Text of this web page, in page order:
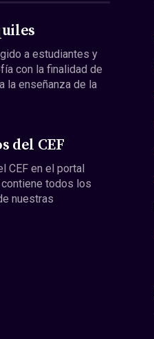
a estudiantes y
con la finalidad de
la enseñanza de la
del CEF
CEF en el portal
todos los
nuestras